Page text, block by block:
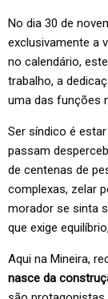
No dia 30 de
exclusivamente a
no calendário,
trabalho, a
uma das funções
Ser síndico é
passam
de centenas de
complexas, zelar
morador se sinta
que exige
Aqui na Mineira,
nasce da